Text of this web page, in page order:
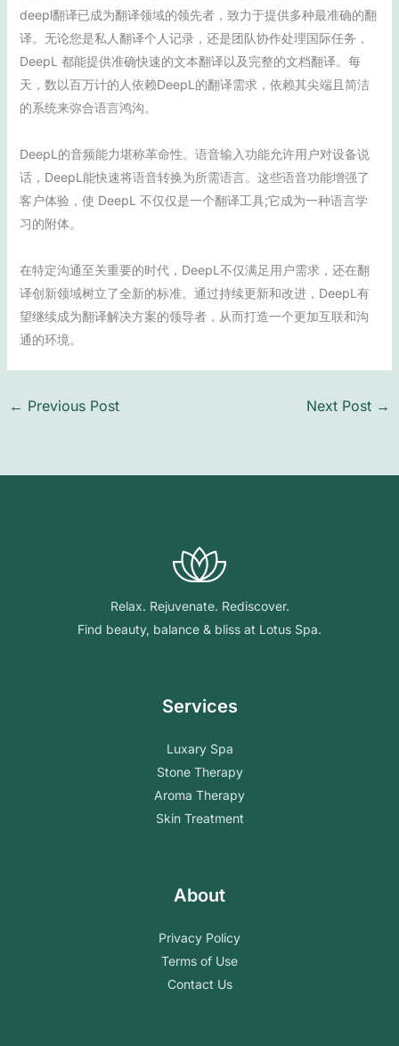
deepl翻译已成为翻译领域的领先者，致力于提供多种最准确的翻
译。无论您是私人翻译个人记录，还是团队协作处理国际任务，
DeepL 都能提供准确快速的文本翻译以及完整的文档翻译。每
天，数以百万计的人依赖DeepL的翻译需求，依赖其尖端且简洁
的系统来弥合语言鸿沟。
DeepL的音频能力堪称革命性。语音输入功能允许用户对设备说
话，DeepL能快速将语音转换为所需语言。这些语音功能增强了
客户体验，使 DeepL 不仅仅是一个翻译工具;它成为一种语言学
习的附体。
在特定沟通至关重要的时代，DeepL不仅满足用户需求，还在翻
译创新领域树立了全新的标准。通过持续更新和改进，DeepL有
望继续成为翻译解决方案的领导者，从而打造一个更加互联和沟
通的环境。
← Previous Post Next Post →
Relax. Rejuvenate. Rediscover.
Find beauty, balance & bliss at Lotus Spa.
Services
Luxary Spa
Stone Therapy
Aroma Therapy
Skin Treatment
About
Privacy Policy
Terms of Use
Contact Us